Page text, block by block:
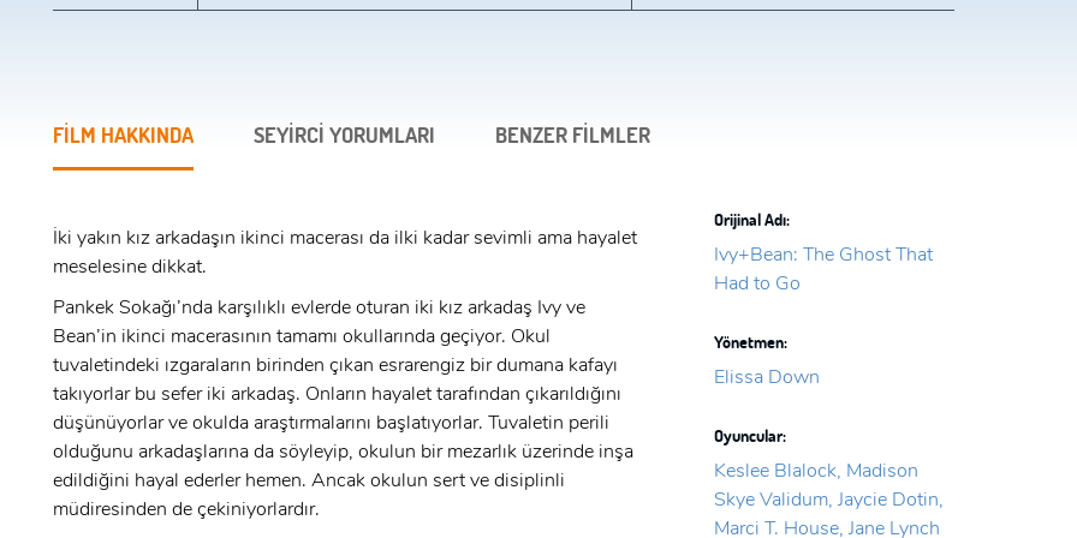
x
GIRIŞ YAP
x
ÜYE OL
Ad Soyad:
FİLM HAKKINDA SEYİRCİ YORUMLARI BENZER FİLMLER
İki yakın kız arkadaşın ikinci macerası da ilki kadar sevimli ama hayalet
meselesine dikkat.
Pankek Sokağı’nda karşılıklı evlerde oturan iki kız arkadaş Ivy ve
Bean’in ikinci macerasının tamamı okullarında geçiyor. Okul
tuvaletindeki ızgaraların birinden çıkan esrarengiz bir dumana kafayı
takıyorlar bu sefer iki arkadaş. Onların hayalet tarafından çıkarıldığını
düşünüyorlar ve okulda araştırmalarını başlatıyorlar. Tuvaletin perili
olduğunu arkadaşlarına da söyleyip, okulun bir mezarlık üzerinde inşa
edildiğini hayal ederler hemen. Ancak okulun sert ve disiplinli
müdiresinden de çekiniyorlardır.
Orijinal Adı:
Ivy+Bean: The Ghost That
Had to Go
Yönetmen:
Elissa Down
Oyuncular:
Keslee Blalock, Madison
Skye Validum, Jaycie Dotin,
Marci T. House, Jane Lynch